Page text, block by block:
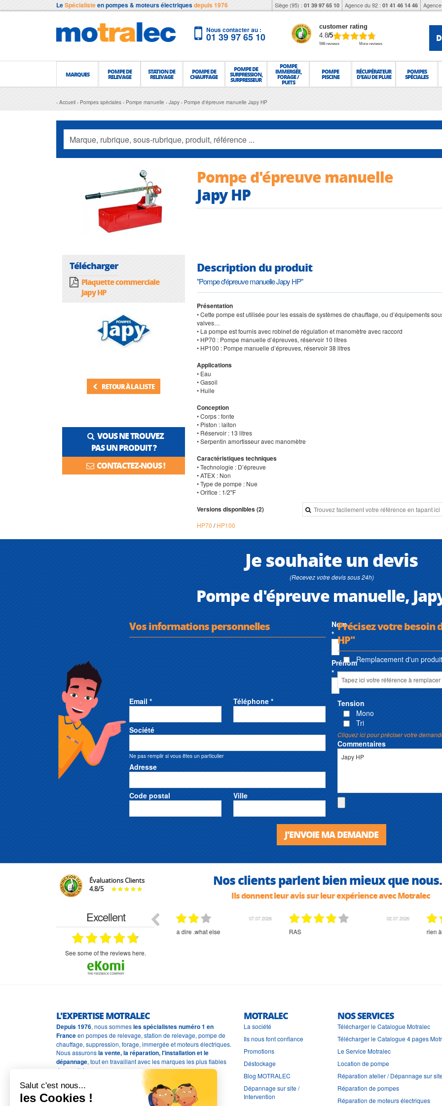
LeSpécialisteen pompes & moteurs électriquesdepuis 1976 Siège (95) : 01 39 97 65 10 Agence du 92 : 01 41 46 14 46
Nous contacter au :
01 39 97 65 10
customer rating
4.8/5
598 reviews More reviews
MARQUES POMPE DE
RELEVAGE
STATION DE
RELEVAGE
POMPE DE
CHAUFFAGE
POMPE DE
SURPRESSION,
SURPRESSEUR
POMPE
IMMERGÉE,
FORAGE /
PUITS
POMPE
PISCINE
RÉCUPÉRATEUR
D'EAU DE PLUIE
POMPES
SPÉCIALES
Accueil Pompes spéciales Pompe manuelle Japy Pompe d'épreuve manuelle Japy HP
Télécharger
Plaquette commerciale
Japy HP
RETOUR À LA LISTE
VOUS NE TROUVEZ
PAS UN PRODUIT ?
CONTACTEZ-NOUS !
Pompe d'épreuve manuelle
Japy HP
Description du produit
"Pompe d'épreuve manuelle Japy HP"
Présentation
• Cette pompe est utilisée pour les essais de systèmes de chauffage, ou d’équipements
valves…
• La pompe est fournis avec robinet de régulation et manomètre avec raccord
• HP70 : Pompe manuelle d’épreuves, réservoir 10 litres
• HP100 : Pompe manuelle d’épreuves, réservoir 38 litres
Applications
• Eau
• Gasoil
• Huile
Conception
• Corps : fonte
• Piston : laiton
• Réservoir : 13 litres
• Serpentin amortisseur avec manomètre
Caractéristiques techniques
• Technologie : D’épreuve
• ATEX : Non
• Type de pompe : Nue
• Orifice : 1/2"F
Versions disponibles (2)
HP70 /HP100
Je souhaite un devis
(Recevez votre devis sous 24h)
Pompe d'épreuve manuelle,
Vos informations personnelles
Nom
*
Prénom
*
Email * Téléphone *
Société
Ne pas remplir si vous êtes un particulier
Adresse
Code postal Ville
Précisez votre besoin
HP"
Remplacement d'un
Tension
Mono
Tri
Cliquez ici pour préciser votre
Commentaires
J'ENVOIE MA DEMANDE
Évaluations Clients
4.8/5 Nos clients parlent bien mieux que
Ils donnent leur avis sur leur expérience avec Motralec
Excellent
see some of the reviews here.
07.07.2026
bien rien a dire .what else
02.07.2026
RAS
02.07.2026
L'EXPERTISE MOTRALEC
Depuis 1976, nous sommesles spécialistes numéro 1 en
Franceen pompes de relevage, station de relevage, pompe de
chauffage, suppression, forage, immergée et moteurs électriques.
Nous assuronsla vente, la réparation, l'installation et le
dépannage, tout en travaillant avec les marques les plus fiables
du marché.
MOTRALEC
La société
Ils nous font confiance
Promotions
Déstockage
Blog MOTRALEC
Dépannage sur site /
Intervention
NOS SERVICES
Télécharger le Catalogue Motralec
Télécharger le Catalogue 4 pages
Le Service Motralec
Location de pompe
Réparation atelier / Dépannage sur
Réparation de pompes
Réparation de moteurs électriques